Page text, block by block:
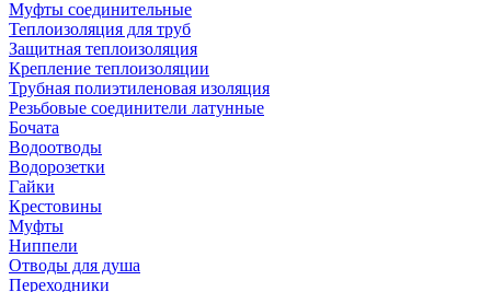
Муфты соединительные
Теплоизоляция для труб
Защитная теплоизоляция
Крепление теплоизоляции
Трубная полиэтиленовая изоляция
Резьбовые соединители латунные
Бочата
Водоотводы
Водорозетки
Гайки
Крестовины
Муфты
Ниппели
Отводы для душа
Переходники